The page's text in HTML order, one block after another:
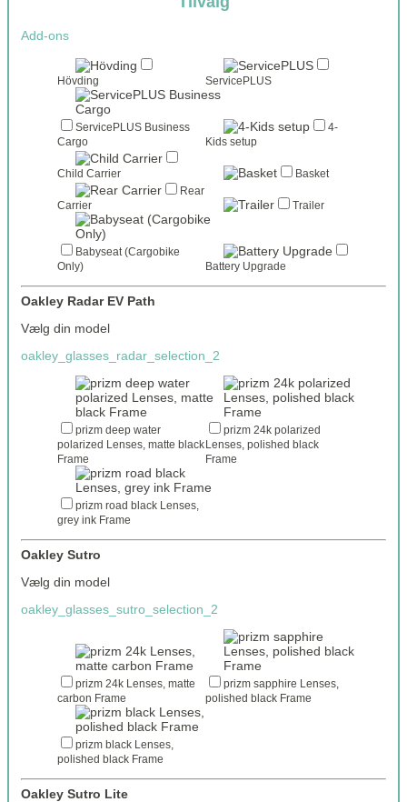
Add-ons
Hövding ServicePLUS
ServicePLUS Business
Cargo
4-
Kids setup
Child Carrier
Basket
Rear
Carrier
Trailer
Babyseat (Cargobike
Only)
Battery Upgrade
Oakley Radar EV Path
Vælg din model
oakley_glasses_radar_selection_2
prizm deep water
polarized Lenses, matte black
Frame
prizm 24k polarized
Lenses, polished black
Frame
prizm road black Lenses,
grey ink Frame
Oakley Sutro
Vælg din model
oakley_glasses_sutro_selection_2
prizm 24k Lenses, matte
carbon Frame
prizm sapphire Lenses,
polished black Frame
prizm black Lenses,
polished black Frame
Oakley Sutro Lite